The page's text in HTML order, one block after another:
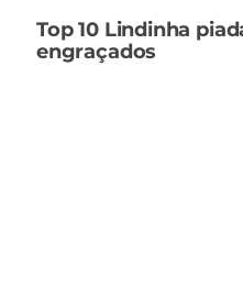
Top 10 Lindinha
engraçados